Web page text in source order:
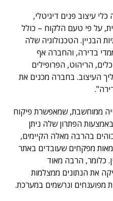
כלי עיצוב פנים דיגיטלי,
על פי טעם הלקוח – כולל
הבניין. הטכנולוגיה שלה
בדירה, והחברה אף
הריהוט, הפרופילים
העיצוב. בחברה מכנים את
ממוחשבת, שמאפשרת פיקוח
הפתרון שלה ניתן
בהרבה מאלה הקיימים,
מפקחים שעובדים באתר
כלומר, הרבה מאוד
את הנתונים ממצלמות
מפוענחים ונרשמים במערכת.